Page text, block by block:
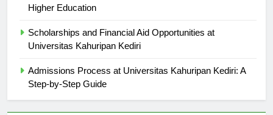
Higher Education
Scholarships and Financial Aid Opportunities at
Universitas Kahuripan Kediri
Admissions Process at Universitas Kahuripan Kediri: A
Step-by-Step Guide